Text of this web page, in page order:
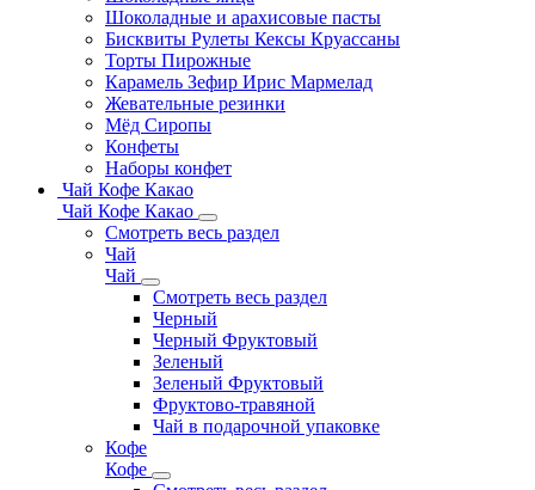
Шоколадные и арахисовые пасты
Бисквиты Рулеты Кексы Круассаны
Торты Пирожные
Карамель Зефир Ирис Мармелад
Жевательные резинки
Мёд Сиропы
Конфеты
Наборы конфет
Чай Кофе Какао
Чай Кофе Какао
Смотреть весь раздел
Чай
Чай
Смотреть весь раздел
Черный
Черный Фруктовый
Зеленый
Зеленый Фруктовый
Фруктово-травяной
Чай в подарочной упаковке
Кофе
Кофе